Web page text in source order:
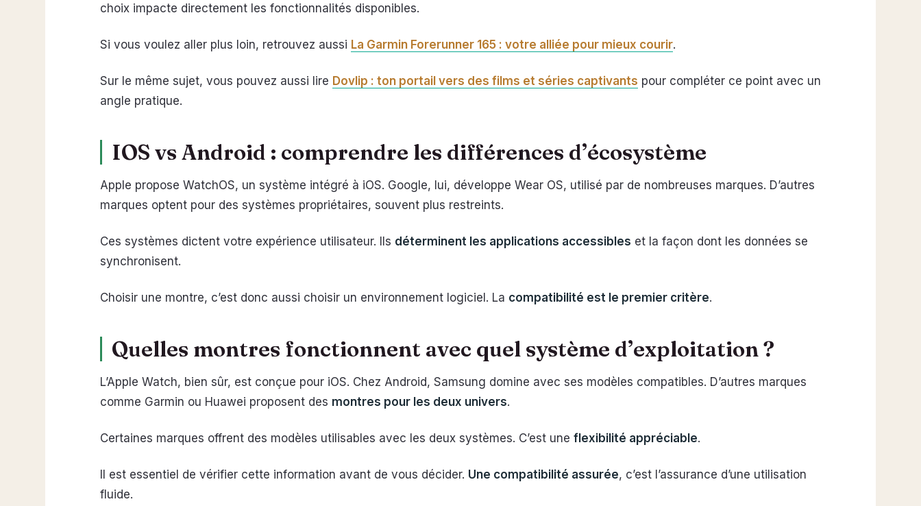
choix impacte directement les fonctionnalités disponibles.
Si vous voulez aller plus loin, retrouvez aussi La Garmin Forerunner 165 : votre alliée pour mieux courir.
Sur le même sujet, vous pouvez aussi lire Dovlip : ton portail vers des films et séries captivants pour compléter ce point avec un
angle pratique.
IOS vs Android : comprendre les différences d’écosystème
Apple propose WatchOS, un système intégré à iOS. Google, lui, développe Wear OS, utilisé par de nombreuses marques. D’autres
marques optent pour des systèmes propriétaires, souvent plus restreints.
Ces systèmes dictent votre expérience utilisateur. Ils déterminent les applications accessibles et la façon dont les données se
synchronisent.
Choisir une montre, c’est donc aussi choisir un environnement logiciel. La compatibilité est le premier critère.
Quelles montres fonctionnent avec quel système d’exploitation ?
L’Apple Watch, bien sûr, est conçue pour iOS. Chez Android, Samsung domine avec ses modèles compatibles. D’autres marques
comme Garmin ou Huawei proposent des montres pour les deux univers.
Certaines marques offrent des modèles utilisables avec les deux systèmes. C’est une flexibilité appréciable.
Il est essentiel de vérifier cette information avant de vous décider. Une compatibilité assurée, c’est l’assurance d’une utilisation
fluide.